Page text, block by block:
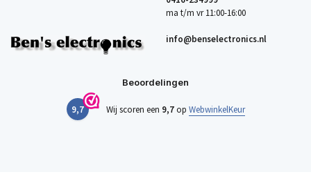
ma t/m vr 11:00-16:00
info@benselectronics.nl
Beoordelingen
9,7 Wij scoren een 9,7op WebwinkelKeur